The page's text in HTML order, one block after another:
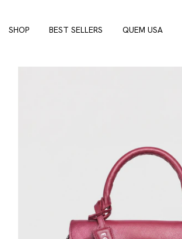
SHOP BEST SELLERS QUEM USA